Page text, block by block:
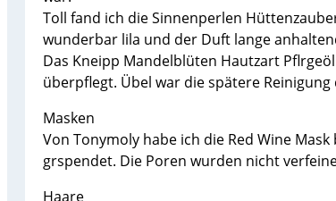
Toll fand ich die Sinnenperlen
wunderbar lila und der Duft lange
Das Kneipp Mandelblüten Hautzart
überpflegt. Übel war die spätere
Masken
Von Tonymoly habe ich die Red Wine
grspendet. Die Poren wurden nicht
Haare